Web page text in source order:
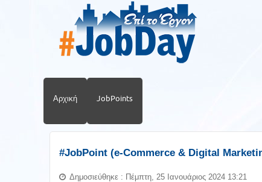
Αρχική JobPoints
#JobPoint (e-Commerce & Digital
Δημοσιεύθηκε : Πέμπτη, 25 Ιανουάριος 2024 13:21